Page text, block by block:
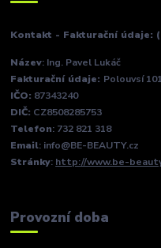
Kontakt - Fakturační údaje:
Název: Ing. Pavel Lukáč
Fakturační údaje: Polouvsí
IČO: 87343240
DIČ: CZ8508285753
Telefon: 732 821 318
Email: info@BE-BEAUTY.cz
Stránky: http://www.be-
Provozní doba